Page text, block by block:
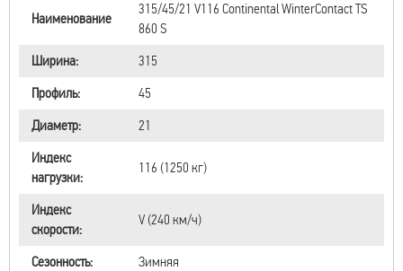
Наименование
315/45/21 V116 Continental WinterContact TS
860 S
Ширина:
315
Профиль:
45
Диаметр:
21
Индекс
нагрузки:
116 (1250 кг)
Индекс
скорости:
V (240 км/ч)
Сезонность:
Зимняя